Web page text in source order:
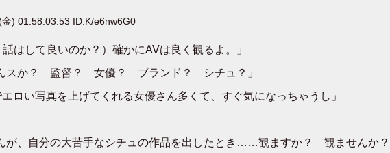
) 01:58:03.53 ID:K/e6nw6G0
はして良いのか？）確かにAVは良く観るよ。」
んスか？ 監督？ 女優？ ブランド？ シチュ？」
い写真を上げてくれる女優さん多くて、すぐ気になっちゃうし」
が、自分の大苦手なシチュの作品を出したとき……観ますか？ 観ませんか？